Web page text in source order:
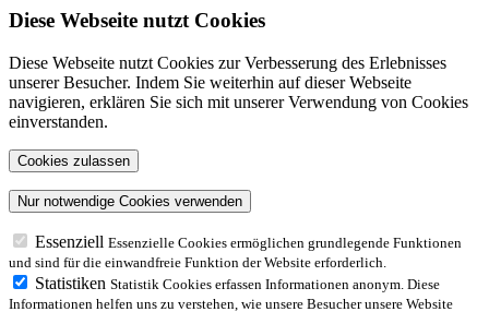
Diese Webseite nutzt Cookies
Diese Webseite nutzt Cookies zur Verbesserung des Erlebnisses
unserer Besucher. Indem Sie weiterhin auf dieser Webseite
navigieren, erklären Sie sich mit unserer Verwendung von Cookies
einverstanden.
Essenziell Essenzielle Cookies ermöglichen grundlegende Funktionen
und sind für die einwandfreie Funktion der Website erforderlich.
Statistiken Statistik Cookies erfassen Informationen anonym. Diese
Informationen helfen uns zu verstehen, wie unsere Besucher unsere Website